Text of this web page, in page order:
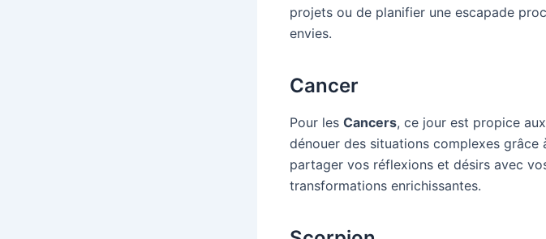
projets ou de planifier une escapade
envies.
Cancer
Pour les Cancers, ce jour est propice
dénouer des situations complexes
partager vos réflexions et désirs avec
transformations enrichissantes.